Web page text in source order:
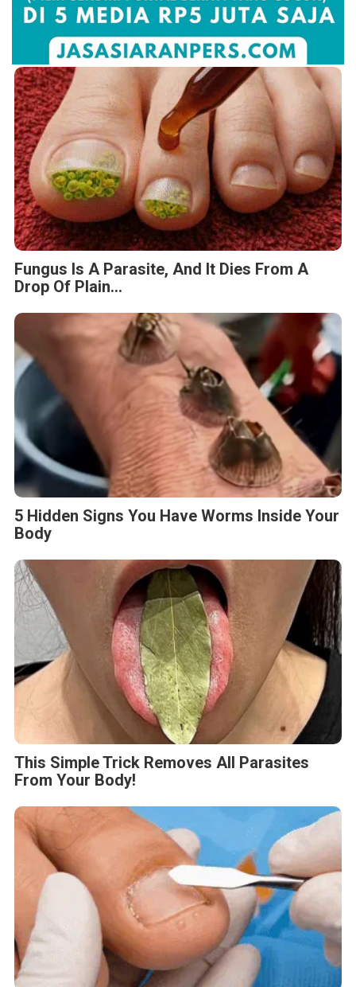
Fungus Is A Parasite, And It Dies From A
Drop Of Plain...
5 Hidden Signs You Have Worms Inside Your
Body
This Simple Trick Removes All Parasites
From Your Body!